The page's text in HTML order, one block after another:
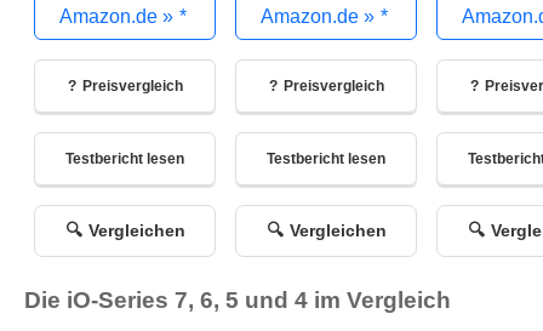
Amazon.de »
Preisvergleich
Amazon.de »
Preisvergleich
Testbericht lesen
Vergleichen
Testbericht lesen
Vergleichen
Die iO-Series 7, 6, 5 und 4 im Vergleich